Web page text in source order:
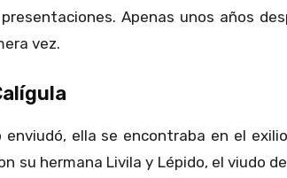
Apenas unos años
vez.
enviudó, ella se encontraba en el
su hermana Livila y Lépido, el viudo